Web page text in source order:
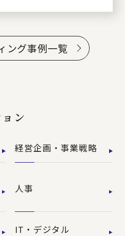
ング事例一覧
ン
経営企画・事業戦略
人事
IT・デジタル